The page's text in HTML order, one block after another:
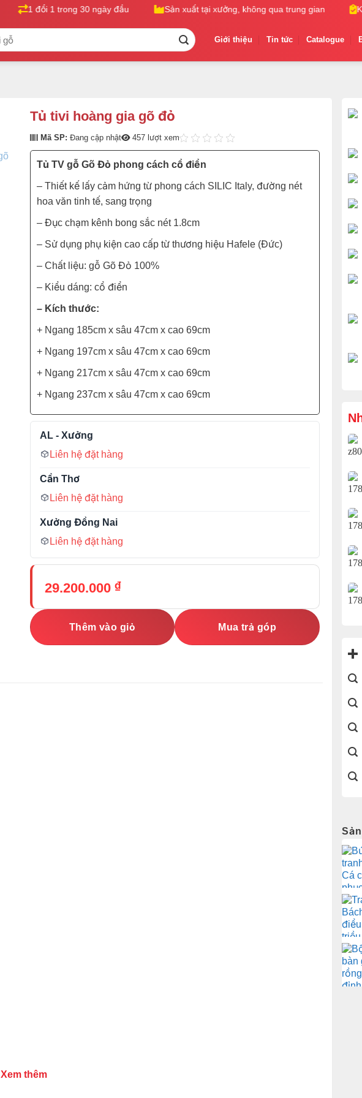
1 đổi 1 trong 30 ngày đầu Sản xuất tại xưởng, không qua trung gian
Giới thiệu Tin tức Catalogue
Tủ tivi hoàng gia gõ đỏ
Mã SP: Đang cập nhật 457 lượt xem
Tủ TV gỗ Gõ Đỏ phong cách cổ điển
– Thiết kế lấy cảm hứng từ phong cách SILIC Italy, đường nét
hoa văn tinh tế, sang trọng
– Đục chạm kênh bong sắc nét 1.8cm
– Sử dụng phụ kiện cao cấp từ thương hiệu Hafele (Đức)
– Chất liệu: gỗ Gõ Đỏ 100%
– Kiểu dáng: cổ điển
– Kích thước:
+ Ngang 185cm x sâu 47cm x cao 69cm
+ Ngang 197cm x sâu 47cm x cao 69cm
+ Ngang 217cm x sâu 47cm x cao 69cm
+ Ngang 237cm x sâu 47cm x cao 69cm
AL - Xưởng
Liên hệ đặt hàng
Cần Thơ
Liên hệ đặt hàng
Xưởng Đồng Nai
Liên hệ đặt hàng
29.200.000 ₫
Thêm vào giỏ Mua trả góp
Xem thêm